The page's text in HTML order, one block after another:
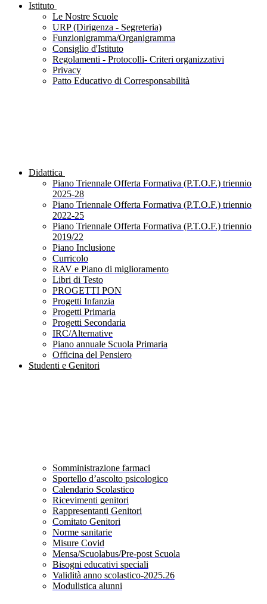
Istituto
Le Nostre Scuole
URP (Dirigenza - Segreteria)
Funzionigramma/Organigramma
Consiglio d'Istituto
Regolamenti - Protocolli- Criteri organizzativi
Privacy
Patto Educativo di Corresponsabilità
Didattica
Piano Triennale Offerta Formativa (P.T.O.F.) triennio
2025-28
Piano Triennale Offerta Formativa (P.T.O.F.) triennio
2022-25
Piano Triennale Offerta Formativa (P.T.O.F.) triennio
2019/22
Piano Inclusione
Curricolo
RAV e Piano di miglioramento
Libri di Testo
PROGETTI PON
Progetti Infanzia
Progetti Primaria
Progetti Secondaria
IRC/Alternative
Piano annuale Scuola Primaria
Officina del Pensiero
Studenti e Genitori
Somministrazione farmaci
Sportello d’ascolto psicologico
Calendario Scolastico
Ricevimenti genitori
Rappresentanti Genitori
Comitato Genitori
Norme sanitarie
Misure Covid
Mensa/Scuolabus/Pre-post Scuola
Bisogni educativi speciali
Validità anno scolastico-2025.26
Modulistica alunni